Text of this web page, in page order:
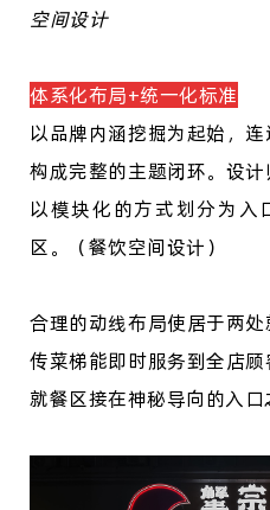
空间设计
体系化布局+统一化标准
以品牌内涵挖掘为起始，
构成完整的主题闭环。设
以模块化的方式划分为入
区。（餐饮空间设计）
合理的动线布局使居于两
传菜梯能即时服务到全店
就餐区接在神秘导向的入口